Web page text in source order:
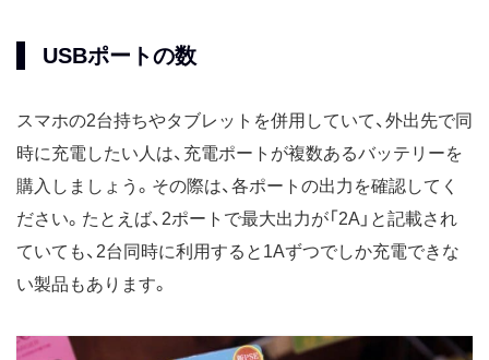
USBポートの数
スマホの2台持ちやタブレットを併用していて、外出先で同
時に充電したい人は、充電ポートが複数あるバッテリーを
購入しましょう。その際は、各ポートの出力を確認してく
ださい。たとえば、2ポートで最大出力が「2A」と記載され
ていても、2台同時に利用すると1Aずつでしか充電できな
い製品もあります。